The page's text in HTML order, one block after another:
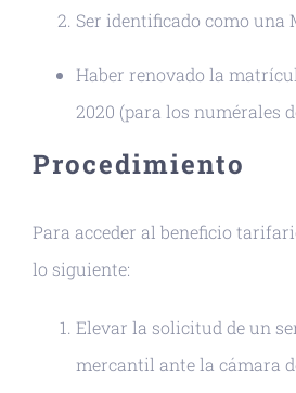
Ser identificado como una
Haber renovado la
2020 (para los numérales
Procedimiento
Para acceder al beneficio
lo siguiente:
Elevar la solicitud de un
mercantil ante la cámara